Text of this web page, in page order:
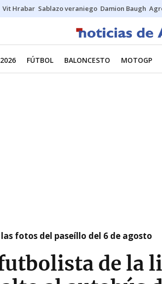
Vit Hrabar Sablazo veraniego Damion Baugh
FÚTBOL BALONCESTO MOTOGP
fotos del paseíllo del 6 de agosto
de la